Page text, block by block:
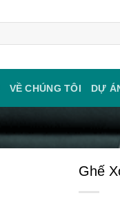
VỀ CHÚNG TÔI DỰ
Ghế